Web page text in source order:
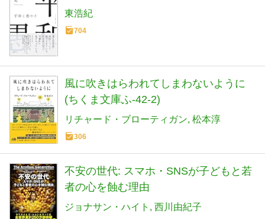
東浩紀
704
風に吹きはらわれてしまわないように
(ちくま文庫ふ-42-2)
リチャード・ブローティガン 松本淳
306
不安の世代: スマホ・SNSが子どもと若
者の心を蝕む理由
ジョナサン・ハイト 西川由紀子